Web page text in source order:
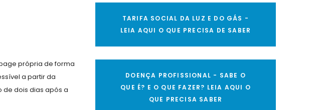
própria de forma
a partir da
de dois dias após a
TARIFA SOCIAL DA LUZ E DO GÁS -
LEIA AQUI O QUE PRECISA DE SABER
DOENÇA PROFISSIONAL - SABE O
QUE É? E O QUE FAZER? LEIA AQUI O
QUE PRECISA SABER